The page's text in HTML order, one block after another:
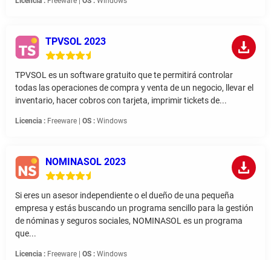
TPVSOL 2023
TPVSOL es un software gratuito que te permitirá controlar
todas las operaciones de compra y venta de un negocio, llevar el
inventario, hacer cobros con tarjeta, imprimir tickets de...
Licencia : Freeware | OS : Windows
NOMINASOL 2023
Si eres un asesor independiente o el dueño de una pequeña
empresa y estás buscando un programa sencillo para la gestión
de nóminas y seguros sociales, NOMINASOL es un programa
que...
Licencia : Freeware | OS : Windows